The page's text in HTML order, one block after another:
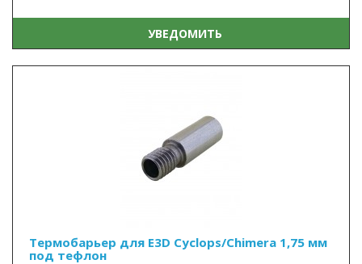
УВЕДОМИТЬ
Термобарьер для E3D Cyclops/Chimera 1,75 мм
под тефлон